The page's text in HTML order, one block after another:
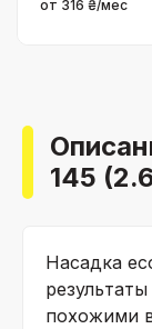
от 316 ₴/мес
145
Наcадка
похожими